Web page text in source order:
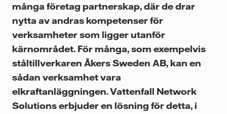
många företag partnerskap, där de drar
nytta av andras kompetenser för
verksamheter som ligger utanför
kärnområdet. För många, som exempelvis
ståltillverkaren Åkers Sweden AB, kan en
sådan verksamhet vara
elkraftanläggningen. Vattenfall Network
Solutions erbjuder en lösning för detta, i